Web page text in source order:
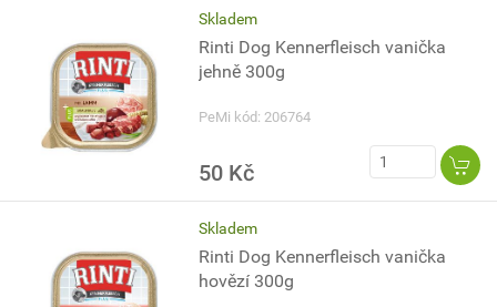
Skladem
Rinti Dog Kennerfleisch vanička
jehně 300g
PeMi kód: 206764
50 Kč
Skladem
Rinti Dog Kennerfleisch vanička
hovězí 300g